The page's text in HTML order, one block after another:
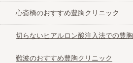
心斎橋のおすすめ豊胸クリニック
切らないヒアルロン酸注入法での豊胸
難波のおすすめ豊胸クリニック